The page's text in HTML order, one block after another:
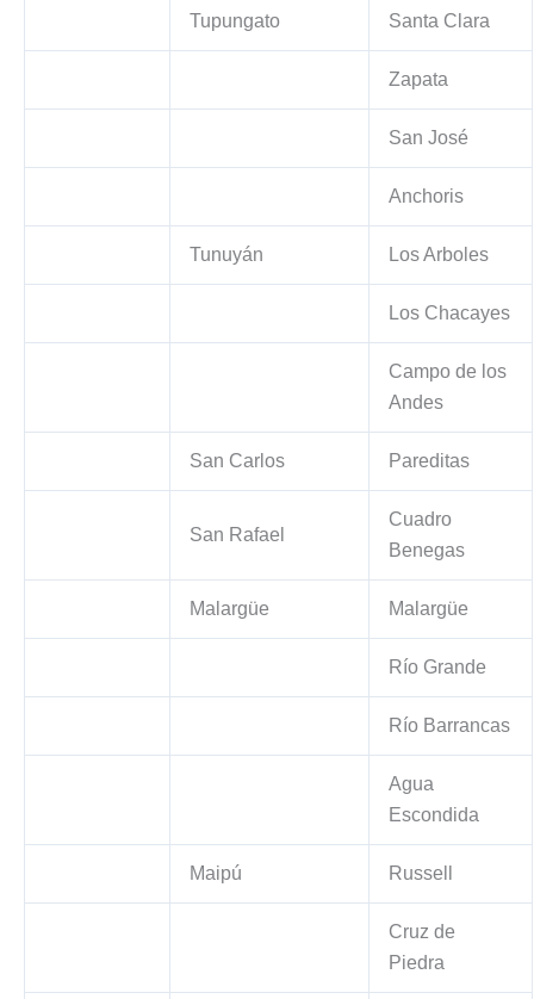
Tupungato Santa Clara
Zapata
San José
Anchoris
Tunuyán Los Arboles
Los Chacayes
Campo de los
Andes
San Carlos Pareditas
San Rafael
Cuadro
Benegas
Malargüe Malargüe
Río Grande
Río Barrancas
Agua
Escondida
Maipú Russell
Cruz de
Piedra